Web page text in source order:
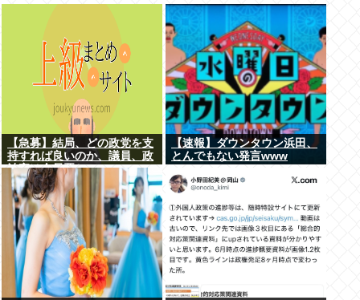
【急募】結局、どの政党を支
持すれば良いのか、議員、政
治家は全員悪か
【速報】ダウンタウン浜田、
とんでもない発言www